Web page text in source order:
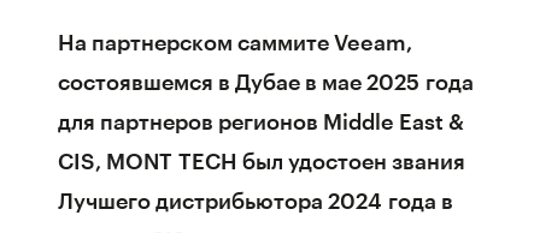
На партнерском саммите Veeam,
состоявшемся в Дубае в мае 2025 года
для партнеров регионов Middle East &
CIS, MONT TECH был удостоен звания
Лучшего дистрибьютора 2024 года в